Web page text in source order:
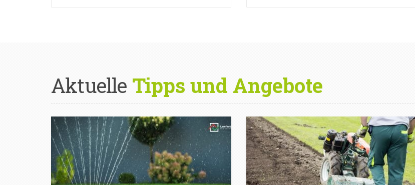
Aktuelle Tipps und Angebote